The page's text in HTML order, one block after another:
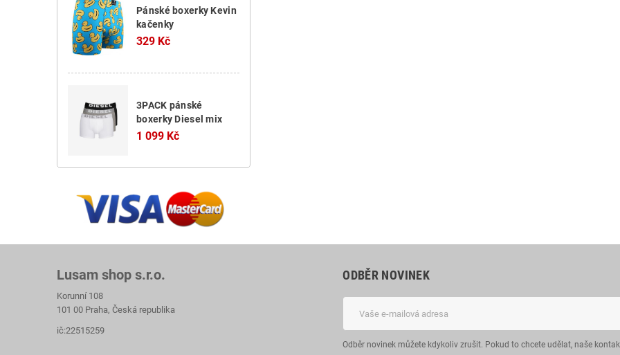
Pánské boxerky Kevin
kačenky
329 Kč
3PACK pánské
boxerky Diesel mix
1 099 Kč
Lusam shop s.r.o.
Korunní 108
101 00 Praha, Česká republika
ič:22515259
ODBĚR NOVINEK
Odběr novinek můžete kdykoliv zrušit. Pokud to chcete udělat, naše